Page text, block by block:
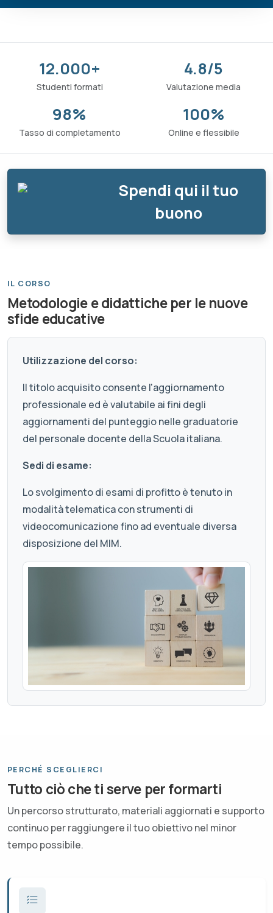
12.000+
Studenti formati
4.8/5
Valutazione media
98%
Tasso di completamento
100%
Online e flessibile
Spendi qui il tuo
buono
IL CORSO
Metodologie e didattiche per le nuove
sfide educative
Utilizzazione del corso:
Il titolo acquisito consente l'aggiornamento
professionale ed è valutabile ai fini degli
aggiornamenti del punteggio nelle graduatorie
del personale docente della Scuola italiana.
Sedi di esame:
Lo svolgimento di esami di profitto è tenuto in
modalità telematica con strumenti di
videocomunicazione fino ad eventuale diversa
disposizione del MIM.
PERCHÉ SCEGLIERCI
Tutto ciò che ti serve per formarti
Un percorso strutturato, materiali aggiornati e supporto
continuo per raggiungere il tuo obiettivo nel minor
tempo possibile.